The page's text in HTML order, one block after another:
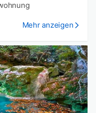
Mehr anzeigen